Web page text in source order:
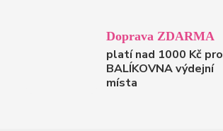
Doprava ZDARMA
platí nad 1000 Kč pro
BALÍKOVNA výdejní
místa